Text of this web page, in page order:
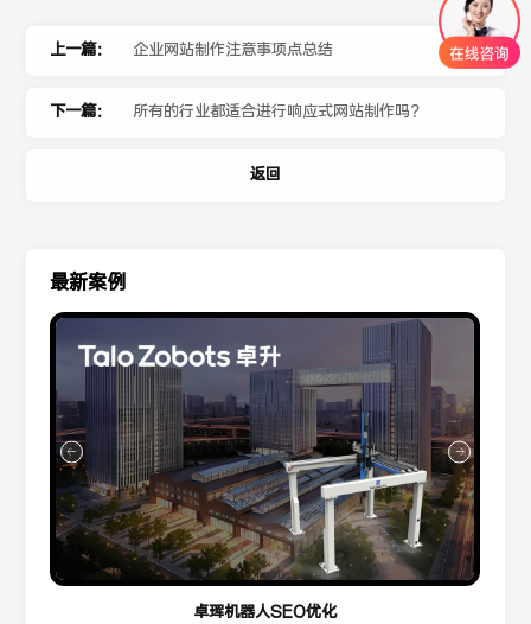
上一篇： 企业网站制作注意事项点总结
下一篇： 所有的行业都适合进行响应式网站制作吗？
返回
最新案例
卓珲机器人SEO优化